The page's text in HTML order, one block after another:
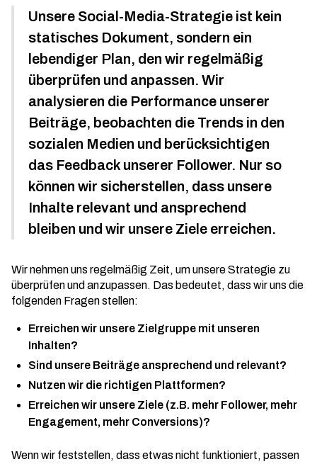
Unsere Social-Media-Strategie ist kein
statisches Dokument, sondern ein
lebendiger Plan, den wir regelmäßig
überprüfen und anpassen. Wir
analysieren die Performance unserer
Beiträge, beobachten die Trends in den
sozialen Medien und berücksichtigen
das Feedback unserer Follower. Nur so
können wir sicherstellen, dass unsere
Inhalte relevant und ansprechend
bleiben und wir unsere Ziele erreichen.
Wir nehmen uns regelmäßig Zeit, um unsere Strategie zu
überprüfen und anzupassen. Das bedeutet, dass wir uns die
folgenden Fragen stellen:
Erreichen wir unsere Zielgruppe mit unseren
Inhalten?
Sind unsere Beiträge ansprechend und relevant?
Nutzen wir die richtigen Plattformen?
Erreichen wir unsere Ziele (z.B. mehr Follower, mehr
Engagement, mehr Conversions)?
Wenn wir feststellen, dass etwas nicht funktioniert, passen